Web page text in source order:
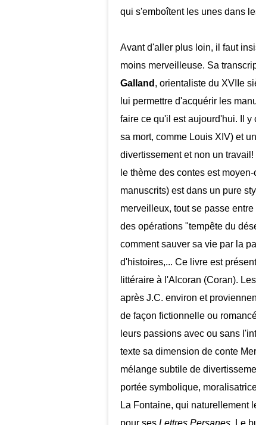
qui s'emboîtent les unes dans
Avant d'aller plus loin, il faut
moins merveilleuse. Sa
Galland , orientaliste du XVIIe
lui permettre d'acquérir les
faire ce qu'il est aujourd'hui. Il
sa mort, comme Louis XIV) et
divertissement et non un
le thème des contes est
manuscrits) est dans un pure
merveilleux, tout se passe
des opérations "tempête du
comment sauver sa vie par la
d'histoires,... Ce livre est
littéraire à l'Alcoran (Coran).
après J.C. environ et
de façon fictionnelle ou
leurs passions avec ou sans
texte sa dimension de conte
mélange subtile de
portée symbolique,
La Fontaine, qui naturellement
pour ses Lettres Persanes. Le